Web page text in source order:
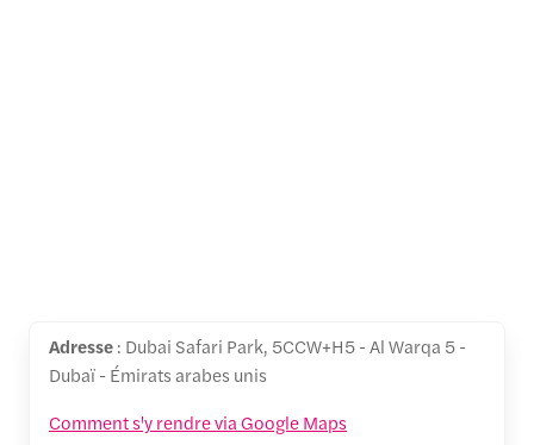
Adresse: Dubai Safari Park, 5CCW+H5 - Al Warqa 5 -
Dubaï - Émirats arabes unis
Comment s'y rendre via Google Maps